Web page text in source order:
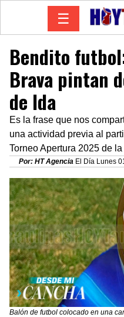
☰
Bendito
Brava pintan
de Ida
Es la frase que nos
una actividad previa al
Torneo Apertura 2025 de
Por: HT Agencia El Día Lunes
Balón de futbol colocado en una